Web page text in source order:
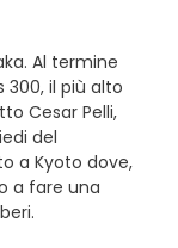
Al termine
300, il più alto
Cesar Pelli,
del
a Kyoto dove,
a fare una